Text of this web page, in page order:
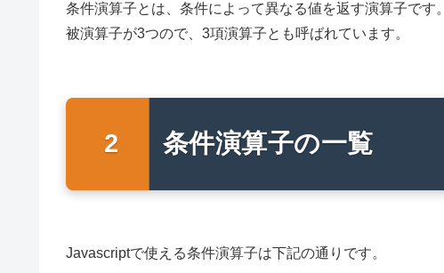
条件演算子とは、条件によって異なる値を返す演算子です。
被演算子が3つので、3項演算子とも呼ばれています。
条件演算子の一覧
Javascriptで使える条件演算子は下記の通りです。